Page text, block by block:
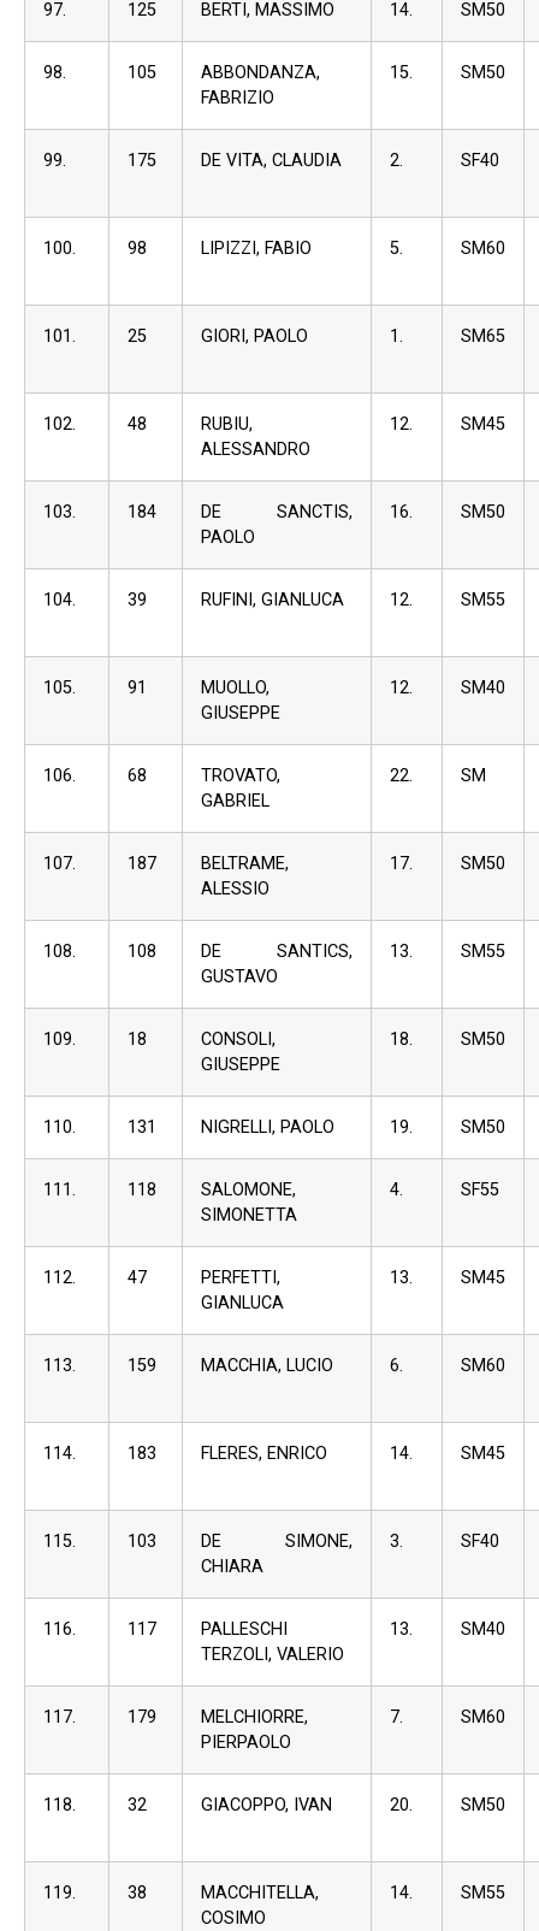
97. 125 BERTI, MASSIMO 14. SM50
98. 105
ABBONDANZA,
FABRIZIO
15. SM50
99. 175 DE VITA, CLAUDIA 2. SF40
100. 98 LIPIZZI, FABIO 5. SM60
101. 25 GIORI, PAOLO 1. SM65
102. 48
RUBIU,
ALESSANDRO
12. SM45
103. 184
DE SANCTIS,
PAOLO
16. SM50
104. 39 RUFINI, GIANLUCA 12. SM55
105. 91
MUOLLO,
GIUSEPPE
12. SM40
106. 68
TROVATO,
GABRIEL
22. SM
107. 187
BELTRAME,
ALESSIO
17. SM50
108. 108
DE SANTICS,
GUSTAVO
13. SM55
109. 18
CONSOLI,
GIUSEPPE
18. SM50
110. 131 NIGRELLI, PAOLO 19. SM50
111. 118
SALOMONE,
SIMONETTA
4. SF55
112. 47
PERFETTI,
GIANLUCA
13. SM45
113. 159 MACCHIA, LUCIO 6. SM60
114. 183 FLERES, ENRICO 14. SM45
115. 103
DE SIMONE,
CHIARA
3. SF40
116. 117
PALLESCHI
TERZOLI, VALERIO
13. SM40
117. 179
MELCHIORRE,
PIERPAOLO
7. SM60
118. 32 GIACOPPO, IVAN 20. SM50
119. 38
MACCHITELLA,
COSIMO
14. SM55